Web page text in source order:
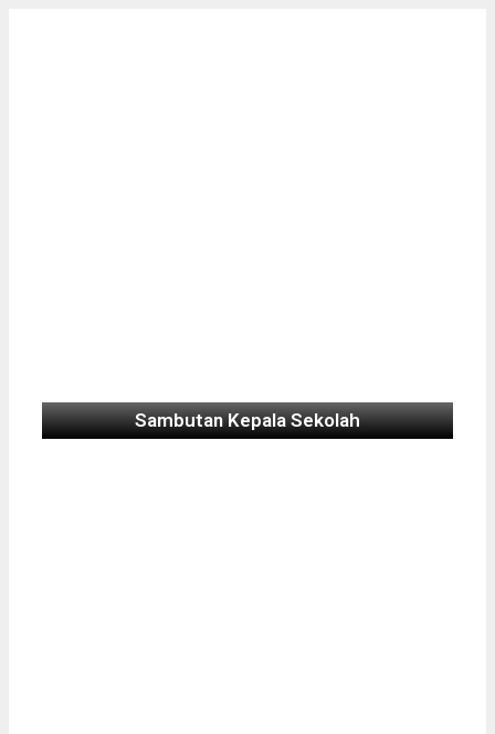
Sambutan Kepala Sekolah